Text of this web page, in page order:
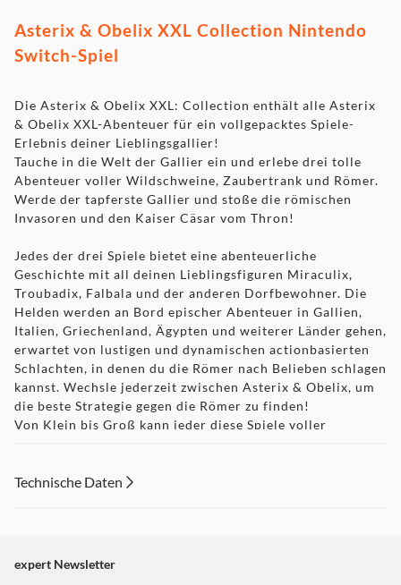
Asterix & Obelix XXL Collection Nintendo
Switch-Spiel
Die Asterix & Obelix XXL: Collection enthält alle Asterix
& Obelix XXL-Abenteuer für ein vollgepacktes Spiele-
Erlebnis deiner Lieblingsgallier!
Tauche in die Welt der Gallier ein und erlebe drei tolle
Abenteuer voller Wildschweine, Zaubertrank und Römer.
Werde der tapferste Gallier und stoße die römischen
Invasoren und den Kaiser Cäsar vom Thron!
Jedes der drei Spiele bietet eine abenteuerliche
Geschichte mit all deinen Lieblingsfiguren Miraculix,
Troubadix, Falbala und der anderen Dorfbewohner. Die
Helden werden an Bord epischer Abenteuer in Gallien,
Italien, Griechenland, Ägypten und weiterer Länder gehen,
erwartet von lustigen und dynamischen actionbasierten
Schlachten, in denen du die Römer nach Belieben schlagen
kannst. Wechsle jederzeit zwischen Asterix & Obelix, um
die beste Strategie gegen die Römer zu finden!
Von Klein bis Groß kann jeder diese Spiele voller
·Asterix & Obelix XXL: Romastered:
einschließlich des Retro-Modus, in dem du jederzeit zu
Technische Daten
expert Newsletter